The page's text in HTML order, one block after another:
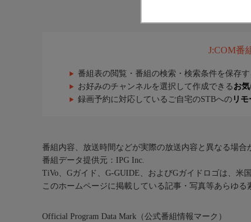
J:COM番
番組表の閲覧・番組の検索・検索条件を保存
お好みのチャンネルを選択して作成できる お
録画予約に対応しているご自宅のSTBへの リ
番組内容、放送時間などが実際の放送内容と異なる場合
番組データ提供元：IPG Inc.
TiVo、Gガイド、G-GUIDE、およびGガイドロゴは、米
このホームページに掲載している記事・写真等あらゆる
Official Program Data Mark（公式番組情報マーク）